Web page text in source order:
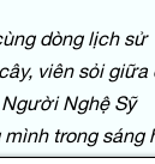
dòng lịch sử
viên sỏi giữa
Nghệ Sỹ
trong sáng